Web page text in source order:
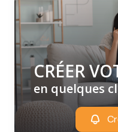
CRÉER
en quelques